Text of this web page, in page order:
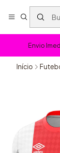
Envio
Início